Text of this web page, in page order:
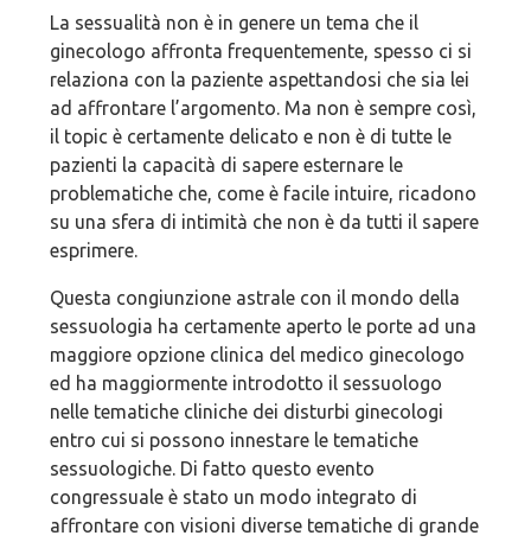
La sessualità non è in genere un tema che il
ginecologo affronta frequentemente, spesso ci si
relaziona con la paziente aspettandosi che sia lei
ad affrontare l’argomento. Ma non è sempre così,
il topic è certamente delicato e non è di tutte le
pazienti la capacità di sapere esternare le
problematiche che, come è facile intuire, ricadono
su una sfera di intimità che non è da tutti il sapere
esprimere.
Questa congiunzione astrale con il mondo della
sessuologia ha certamente aperto le porte ad una
maggiore opzione clinica del medico ginecologo
ed ha maggiormente introdotto il sessuologo
nelle tematiche cliniche dei disturbi ginecologi
entro cui si possono innestare le tematiche
sessuologiche. Di fatto questo evento
congressuale è stato un modo integrato di
affrontare con visioni diverse tematiche di grande